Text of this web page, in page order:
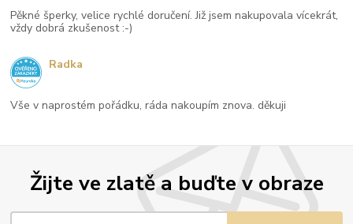
Žijte ve zlatě a buďte v obraze
Pěkné šperky, velice rychlé doručení. Již jsem nakupovala vícekrát,
vždy dobrá zkušenost :-)
Vše v naprostém pořádku, ráda nakoupím znova. děkuji
Radka